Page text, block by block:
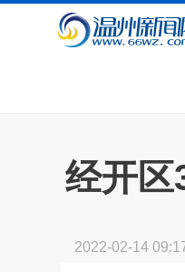
经开区
2022-02-14